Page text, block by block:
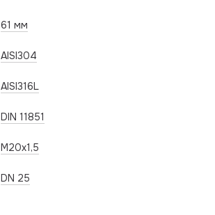
61 мм
AISI304
AISI316L
DIN 11851
М20х1,5
DN 25